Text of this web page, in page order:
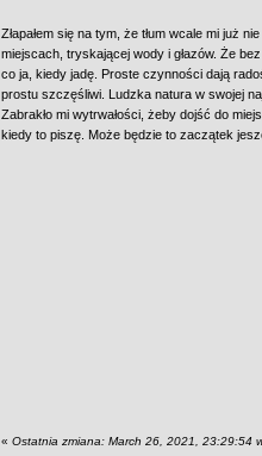
Złapałem się na tym, że tłum wcale mi już
miejscach, tryskającej wody i głazów. Że
co ja, kiedy jadę. Proste czynności dają
prostu szczęśliwi. Ludzka natura w swojej
Zabrakło mi wytrwałości, żeby dojść do
kiedy to piszę. Może będzie to zaczątek
« Ostatnia zmiana: March 26, 2021, 23:29:54